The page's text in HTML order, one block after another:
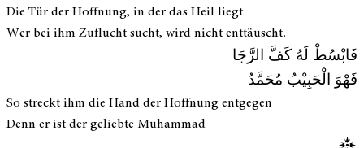
Die Tür der Hoffnung, in der das Heil liegt
Wer bei ihm Zuflucht sucht, wird nicht enttäuscht.
فَابْسُطْ لَهُ كَفَّ الرَّجَا
فَهْوَ الْحَبِيْبُ مُحَمَّدُ
So streckt ihm die Hand der Hoffnung entgegen
Denn er ist der geliebte Muhammad